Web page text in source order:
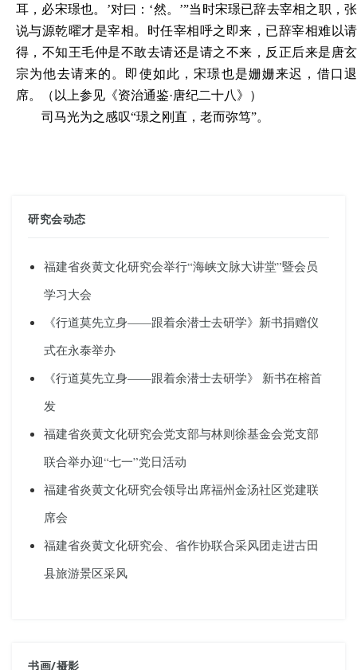
耳，必宋璟也。’对曰：‘然。’”当时宋璟已辞去宰相之职，张
说与源乾曜才是宰相。时任宰相呼之即来，已辞宰相难以请
得，不知王毛仲是不敢去请还是请之不来，反正后来是唐玄
宗为他去请来的。即使如此，宋璟也是姗姗来迟，借口退
席。（以上参见《资治通鉴·唐纪二十八》）
司马光为之感叹“璟之刚直，老而弥笃”。
研究会动态
福建省炎黄文化研究会举行“海峡文脉大讲堂”暨会员
学习大会
《行道莫先立身——跟着余潜士去研学》新书捐赠仪
式在永泰举办
《行道莫先立身——跟着余潜士去研学》 新书在榕首
发
福建省炎黄文化研究会党支部与林则徐基金会党支部
联合举办迎“七一”党日活动
福建省炎黄文化研究会领导出席福州金汤社区党建联
席会
福建省炎黄文化研究会、省作协联合采风团走进古田
县旅游景区采风
书画/摄影